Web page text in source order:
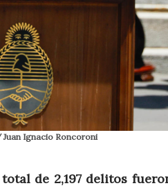
Juan Ignacio Roncoroni
de 2,197 delitos